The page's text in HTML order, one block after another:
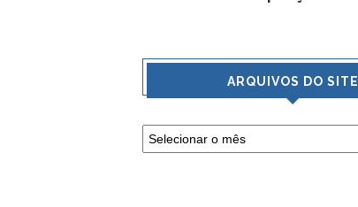
ARQUIVOS DO SITE